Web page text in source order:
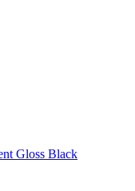
Gloss Black